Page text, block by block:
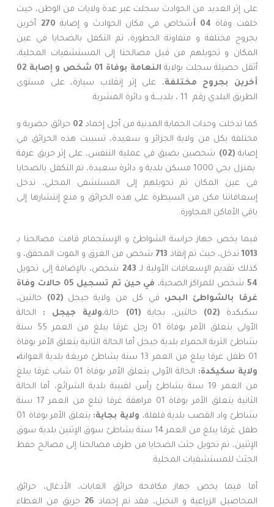
على إثر العديد من الحوادث سجلت عبر عدة ولايات من الوطن، حيث
خلفت وفاة 04 أ شخاص في مكان الحوادث و إصابة
أخرين
بجروح مختلفة و متفاوتة الخطورة، تم التكفل بالضحايا في عين
المكان و تحويلهم من قبل مصالحنا إلى المستشفيات المحلية،
أثقل حصيلة سجلت بولاية النعامة
بوفاة 01 شخص و إصابة 02
أخرين بجروح مختلفة، على إثر إنقلاب سيارة، على مستوى
الطريق البلدي رقم 11 ، بلديــــة و دائرة المشرية.
كما تدخلت وحدات الحماية المدنية من أجل إخماد02 حرائق حضرية و
مختلفة بكل من ولاية الجزائر و سعيدة، تسببت هذه الحرائق في
إصابة(02)
شخصين بضيق في عملية التنفس، على إثر حريق غرفة
بمنزل بحي 1000 مسكن بلدية و دائرة سعيدة، تم التكفل بالضحايا
في عين المكان ثم تحويلهم إلى المستشفى المحلي، تدخل
إسعافاتنا مكن من السيطرة على هذه الحرائق و منع إنتشارها إلى
باقي الأماكن المجاورة.
فيما يخص جهاز حراسة الشواطئ و الإستجمام قامت مصالحنا بـ
1013 تدخل، حيث تم إنقاذ 713 شخص من الغرق و الموت المحقق، و
كذلك تقديم الإسعافات الأولية لـ 243 شخص، بالإضافة إلى تحويل
54 شخص للمراكز الصحية،
في حين تم تسجيل 05 حالات وفاة
غرقا بالشواطئ البحر، في كل من ولاية جيجل (02)
حالتين،
سكيكدة(02) حالتين، بجاية(01) حالة،ولاية جيجل : الحالة
الأولى يتعلق الأمر بوفاة 01 رجل غرقا يبلغ من العمر 55 سنة
بشاطئ التربة الحمراء بلدية جيجل أما الحالة الثانية يتعلق الأمر بوفاة
01 طفل غرقا يبلغ من العمر 13 سنة بشاطئ مريغة بلدية العوانة
،
ولاية سكيكدة:
الحالة الأولى يتعلق الأمر بوفاة 01 شاب غرقا يبلغ
من العمر 19 سنة بشاطئ رأس لقبيبة بلدية الشرائع، أما الحالة
الثانية يتعلق الأمر بوفاة 01 مراهقة غرقا تبلغ من العمر 17 سنة
بشاطئ واد القصب بلدية فلفلة، ولاية بجاية:
يتعلق الأمر بوفاة 01
طفل غرقا يبلغ من العمر 14 سنة بشاطئ سوق الإثنين بلدية سوق
الإثنين، تم تحويل جثث الضحايا من طرف مصالحنا إلى مصالح حفظ
الجثث للمستشفيات المحلية.
أما فيما يخص جهاز مكافحة حرائق الغابات، الأدغال، حرائق
المحاصيل الزراعية و النخيل، فقد تم إخماد 26 حريق من الغطاء